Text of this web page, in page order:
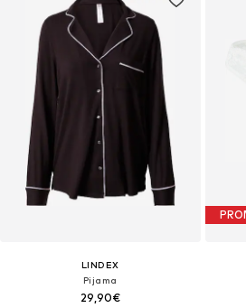
LINDEX
Pijama
29,90€